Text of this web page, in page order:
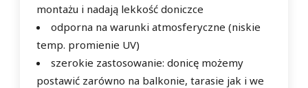
montażu i nadają lekkość doniczce
odporna na warunki atmosferyczne (niskie
temp. promienie UV)
szerokie zastosowanie: donicę możemy
postawić zarówno na balkonie, tarasie jak i we